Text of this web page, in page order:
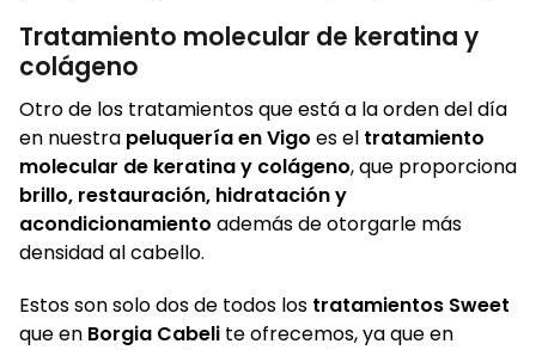
Tratamiento molecular de keratina y
colágeno
Otro de los tratamientos que está a la orden del día
en nuestra peluquería en Vigo es el tratamiento
molecular de keratina y colágeno, que proporciona
brillo, restauración, hidratación y
acondicionamiento además de otorgarle más
densidad al cabello.
Estos son solo dos de todos los tratamientos Sweet
que en Borgia Cabeli te ofrecemos, ya que en